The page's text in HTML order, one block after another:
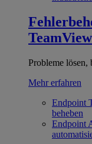
Probleme lösen,
Mehr erfahren
Endpoint
beheben
Endpoint